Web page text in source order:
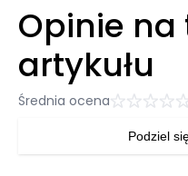
Opinie
artykułu
Średnia ocena
Podziel